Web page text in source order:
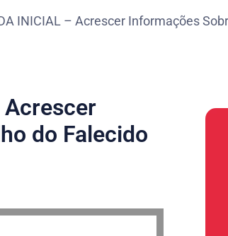
INICIAL – Acrescer Informações
Acrescer
do Falecido